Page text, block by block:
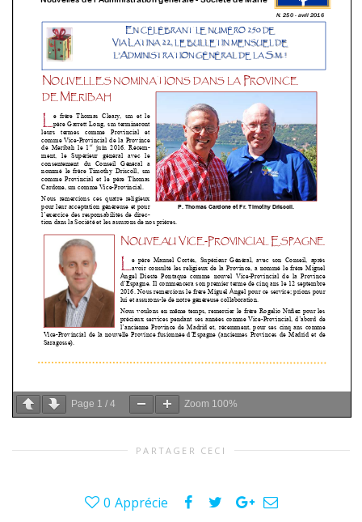
Page 1 / 4 Zoom 100%
PARTAGER CECI
0 Apprécie